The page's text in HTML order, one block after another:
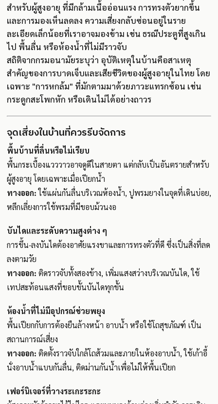
สำหรับผู้สูงอายุ ที่มีกล้ามเนื้ออ่อนแรง การทรงตัวยากขึ้น
และการมองเห็นลดลง ความเสี่ยงกลับซ่อนอยู่ในราย
ละเอียดเล็กน้อยที่เราอาจมองข้าม เช่น ธรณีประตูที่สูงเกิน
ไป พื้นลื่น หรือห้องน้ำที่ไม่มีราวจับ
สถิติจากกรมอนามัยระบุว่า อุบัติเหตุในบ้านคือสาเหตุ
สำคัญของการบาดเจ็บและเสียชีวิตของผู้สูงอายุในไทย โดย
เฉพาะ "การหกล้ม" ที่มักตามมาด้วยภาวะแทรกซ้อน เช่น
กระดูกสะโพกหัก หรือเดินไม่ได้อย่างถาวร
จุดเสี่ยงในบ้านที่ควรรีบจัดการ
พื้นบ้านที่ลื่นหรือไม่เรียบ
พื้นกระเบื้องแวววาวอาจดูดีในสายตา แต่กลับเป็นอันตรายสำหรับ
ผู้สูงอายุ โดยเฉพาะเมื่อเปียกน้ำ
ทางออก:ใช้แผ่นกันลื่นบริเวณห้องน้ำ, ปูพรมยางในจุดที่เดินบ่อย,
หลีกเลี่ยงการใช้พรมที่มีขอบม้วนงอ
บันไดและระดับความสูงต่าง ๆ
การขึ้น-ลงบันไดต้องอาศัยแรงขาและการทรงตัวที่ดี ซึ่งเป็นสิ่งที่ลด
ลงตามวัย
ทางออก: ติดราวจับทั้งสองข้าง, เพิ่มแสงสว่างบริเวณบันได, ใช้
เทปสะท้อนแสงที่ขอบขั้นบันไดทุกขั้น
ห้องน้ำที่ไม่มีอุปกรณ์ช่วยพยุง
พื้นเปียกกับการต้องยืนล้างหน้า อาบน้ำ หรือใช้โถสุขภัณฑ์ เป็น
สถานการณ์เสี่ยง
ทางออก: ติดตั้งราวจับใกล้โถส้วมและภายในห้องอาบน้ำ, ใช้เก้าอี้
นั่งอาบน้ำแบบกันลื่น, ติดม่านกันน้ำเพื่อไม่ให้พื้นเปียก
เฟอร์นิเจอร์ที่วางระเกะระกะ